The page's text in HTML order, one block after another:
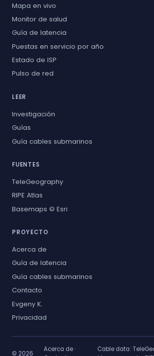
Mapa en vivo
Monitor de salud
Guía de latencia
Puestas en servicio por año
Estado de ISP
Pulso de red
LEER
Investigación
Guías
Guía cables submarinos
FUENTES
TeleGeography
RIPE Atlas
Basemaps © Esri
PROYECTO
Acerca de
Guía de latencia
Guía cables submarinos
Contacto
Evgeny K.
Privacidad
© 2026
Acerca de ·
Cable data: